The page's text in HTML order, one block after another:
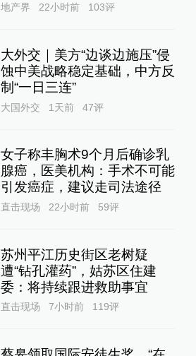
地产界 22小时前 103评
大外交｜美方“边谈边施压”侵
蚀中美战略稳定基础，中方反
制“一日三连”
大国外交 1天前 47评
女子称丰胸术9个月后确诊乳
腺癌，医美机构：手术不可能
引发癌症，建议走司法途径
直击现场 22小时前 59评
苏州平江历史街区老树疑
遭“钻孔灌药”，姑苏区住建
委：将持续跟进救助事宜
直击现场 7小时前 119评